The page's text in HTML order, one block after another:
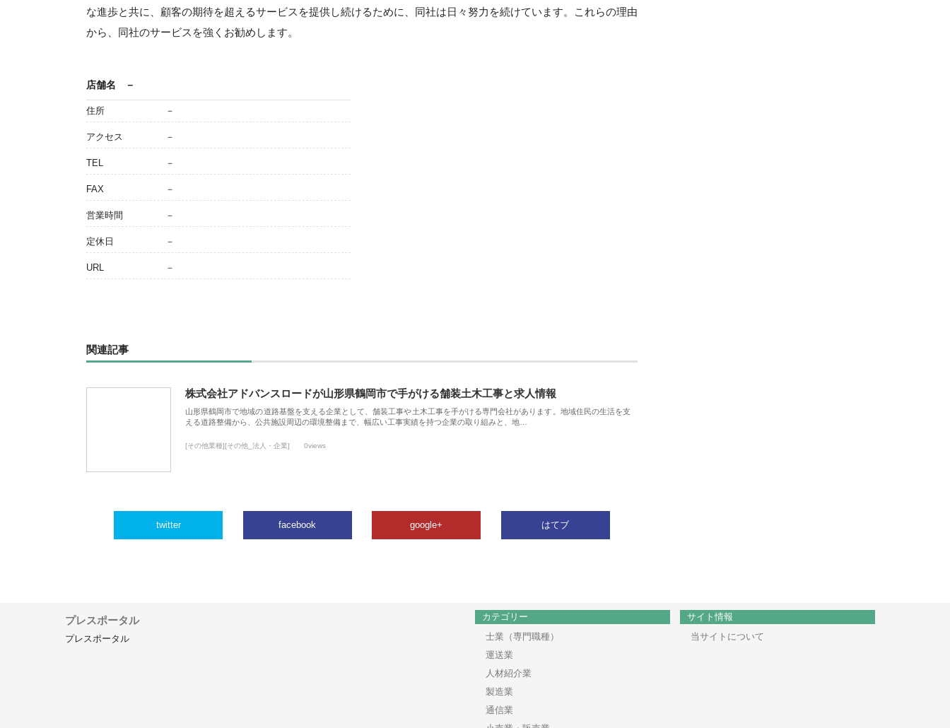
な進歩と共に、顧客の期待を超えるサービスを提供し続けるために、同社は日々努力を続けています。これらの理由
から、同社のサービスを強くお勧めします。
店舗名 －
住所 －
アクセス －
TEL －
FAX －
営業時間 －
定休日 －
URL －
関連記事
株式会社アドバンスロードが山形県鶴岡市で手がける舗装土木工事と求人情報
山形県鶴岡市で地域の道路基盤を支える企業として、舗装工事や土木工事を手がける専門会社があります。地域住民の生活を支
える道路整備から、公共施設周辺の環境整備まで、幅広い工事実績を持つ企業の取り組みと、地…
[その他業種][その他_法人・企業] 0views
twitter facebook google+ はてブ
プレスポータル
プレスポータル
カテゴリー
士業（専門職種）
運送業
人材紹介業
製造業
通信業
サイト情報
当サイトについて